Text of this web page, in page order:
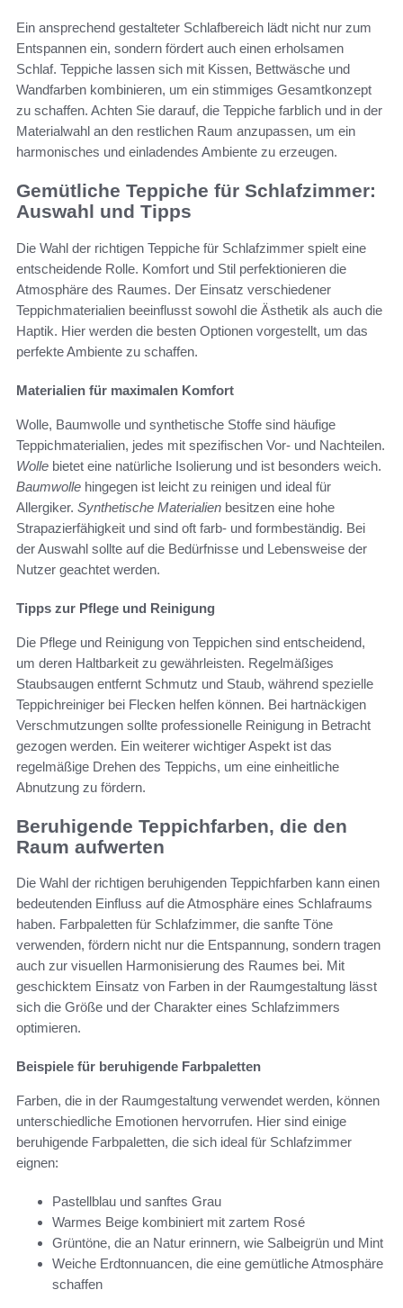
Ein ansprechend gestalteter Schlafbereich lädt nicht nur zum
Entspannen ein, sondern fördert auch einen erholsamen
Schlaf. Teppiche lassen sich mit Kissen, Bettwäsche und
Wandfarben kombinieren, um ein stimmiges Gesamtkonzept
zu schaffen. Achten Sie darauf, die Teppiche farblich und in der
Materialwahl an den restlichen Raum anzupassen, um ein
harmonisches und einladendes Ambiente zu erzeugen.
Gemütliche Teppiche für Schlafzimmer:
Auswahl und Tipps
Die Wahl der richtigen Teppiche für Schlafzimmer spielt eine
entscheidende Rolle. Komfort und Stil perfektionieren die
Atmosphäre des Raumes. Der Einsatz verschiedener
Teppichmaterialien beeinflusst sowohl die Ästhetik als auch die
Haptik. Hier werden die besten Optionen vorgestellt, um das
perfekte Ambiente zu schaffen.
Materialien für maximalen Komfort
Wolle, Baumwolle und synthetische Stoffe sind häufige
Teppichmaterialien, jedes mit spezifischen Vor- und Nachteilen.
Wolle bietet eine natürliche Isolierung und ist besonders weich.
Baumwolle hingegen ist leicht zu reinigen und ideal für
Allergiker. Synthetische Materialien besitzen eine hohe
Strapazierfähigkeit und sind oft farb- und formbeständig. Bei
der Auswahl sollte auf die Bedürfnisse und Lebensweise der
Nutzer geachtet werden.
Tipps zur Pflege und Reinigung
Die Pflege und Reinigung von Teppichen sind entscheidend,
um deren Haltbarkeit zu gewährleisten. Regelmäßiges
Staubsaugen entfernt Schmutz und Staub, während spezielle
Teppichreiniger bei Flecken helfen können. Bei hartnäckigen
Verschmutzungen sollte professionelle Reinigung in Betracht
gezogen werden. Ein weiterer wichtiger Aspekt ist das
regelmäßige Drehen des Teppichs, um eine einheitliche
Abnutzung zu fördern.
Beruhigende Teppichfarben, die den
Raum aufwerten
Die Wahl der richtigen beruhigenden Teppichfarben kann einen
bedeutenden Einfluss auf die Atmosphäre eines Schlafraums
haben. Farbpaletten für Schlafzimmer, die sanfte Töne
verwenden, fördern nicht nur die Entspannung, sondern tragen
auch zur visuellen Harmonisierung des Raumes bei. Mit
geschicktem Einsatz von Farben in der Raumgestaltung lässt
sich die Größe und der Charakter eines Schlafzimmers
optimieren.
Beispiele für beruhigende Farbpaletten
Farben, die in der Raumgestaltung verwendet werden, können
unterschiedliche Emotionen hervorrufen. Hier sind einige
beruhigende Farbpaletten, die sich ideal für Schlafzimmer
eignen:
Pastellblau und sanftes Grau
Warmes Beige kombiniert mit zartem Rosé
Grüntöne, die an Natur erinnern, wie Salbeigrün und Mint
Weiche Erdtonnuancen, die eine gemütliche Atmosphäre
schaffen